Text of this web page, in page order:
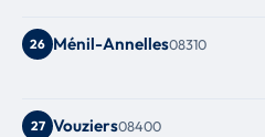
26 Ménil-Annelles08310
27 Vouziers08400